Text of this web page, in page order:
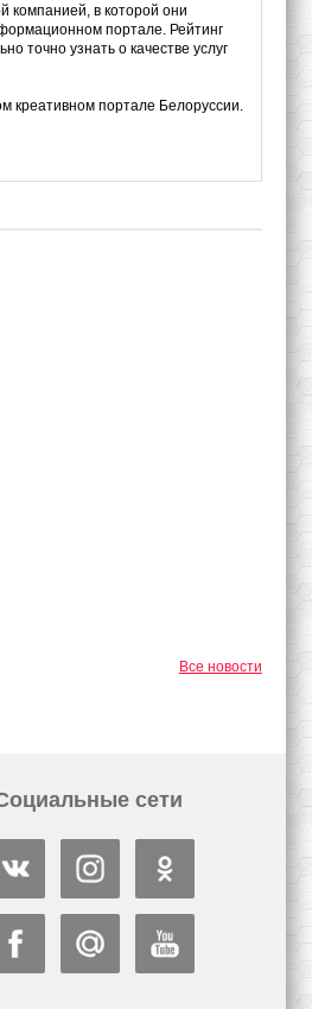
компанией, в которой они
портале. Рейтинг
точно узнать о качестве услуг
креативном портале Белоруссии.
Все новости
сети